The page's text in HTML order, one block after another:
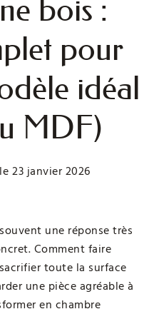
bois :
pour
idéal
MDF)
le 23 janvier 2026
une réponse très
Comment faire
toute la surface
une pièce agréable à
en chambre